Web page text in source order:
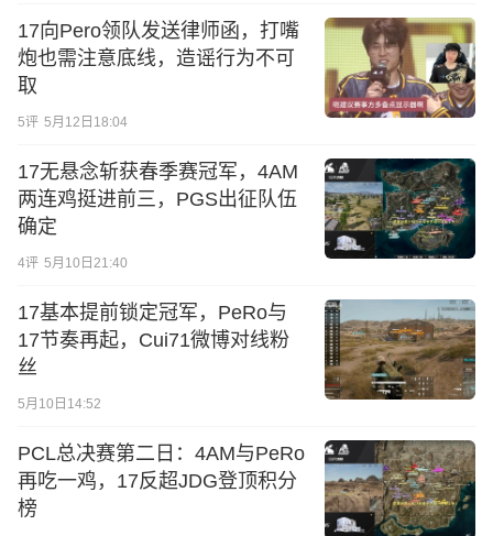
17向Pero领队发送律师函，打嘴
炮也需注意底线，造谣行为不可
取
5评 5月12日18:04
17无悬念斩获春季赛冠军，4AM
两连鸡挺进前三，PGS出征队伍
确定
4评 5月10日21:40
17基本提前锁定冠军，PeRo与
17节奏再起，Cui71微博对线粉
丝
5月10日14:52
PCL总决赛第二日：4AM与PeRo
再吃一鸡，17反超JDG登顶积分
榜